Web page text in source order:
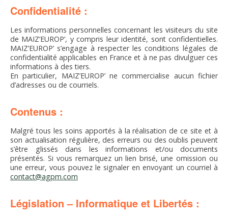
Confidentialité :
Les informations personnelles concernant les visiteurs du site
de MAIZ’EUROP’, y compris leur identité, sont confidentielles.
MAIZ’EUROP’ s’engage à respecter les conditions légales de
confidentialité applicables en France et à ne pas divulguer ces
informations à des tiers.
En particulier, MAIZ’EUROP’ ne commercialise aucun fichier
d’adresses ou de courriels.
Contenus :
Malgré tous les soins apportés à la réalisation de ce site et à
son actualisation régulière, des erreurs ou des oublis peuvent
s’être glissés dans les informations et/ou documents
présentés. Si vous remarquez un lien brisé, une omission ou
une erreur, vous pouvez le signaler en envoyant un courriel à
contact@agpm.com
Législation – Informatique et Libertés :